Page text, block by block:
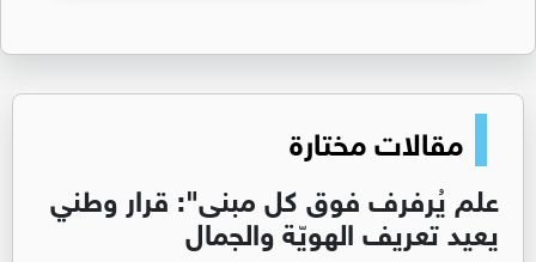
مقالات مختارة
علم يُرفرف فوق كل مبنى": قرار وطني
يعيد تعريف الهويّة والجمال